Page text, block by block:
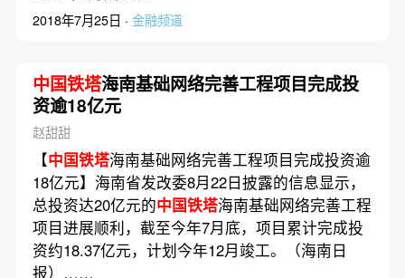
2018年7月25日 · 金融频道
中国铁塔海南基础网络完善工程项目完成投
资逾18亿元
赵甜甜
【中国铁塔海南基础网络完善工程项目完成投资逾
18亿元】海南省发改委8月22日披露的信息显示，
总投资达20亿元的中国铁塔海南基础网络完善工程
项目进展顺利，截至今年7月底，项目累计完成投
资约18.37亿元，计划今年12月竣工。（海南日
报）……